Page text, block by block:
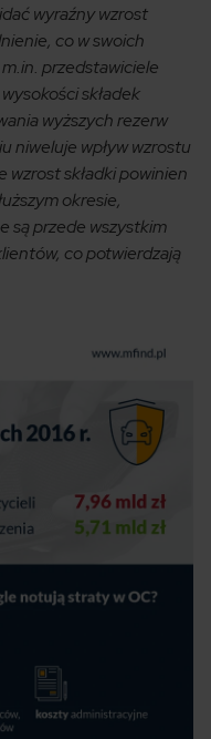
wyraźny wzrost
co w swoich
przedstawiciele
składek
wyższych rezerw
niweluje wpływ wzrostu
wzrost składki powinien
okresie,
są przede wszystkim
co potwierdzają